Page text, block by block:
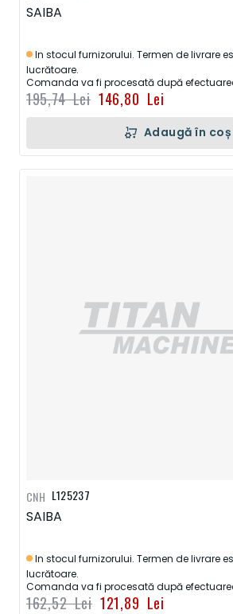
SAIBA
In stocul furnizorului. Termen de livrare
lucrătoare.
Comanda va fi procesată după
146,80 Lei
195,74 Lei
Adaugă în coș
L125237
SAIBA
In stocul furnizorului. Termen de livrare
lucrătoare.
Comanda va fi procesată după
121,89 Lei
162,52 Lei
CNH